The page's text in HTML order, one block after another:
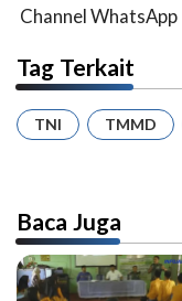
Channel WhatsApp
Tag Terkait
TNI TMMD
Baca Juga